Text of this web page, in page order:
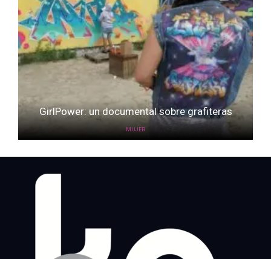
GirlPower: un documental sobre grafiteras
MUJER